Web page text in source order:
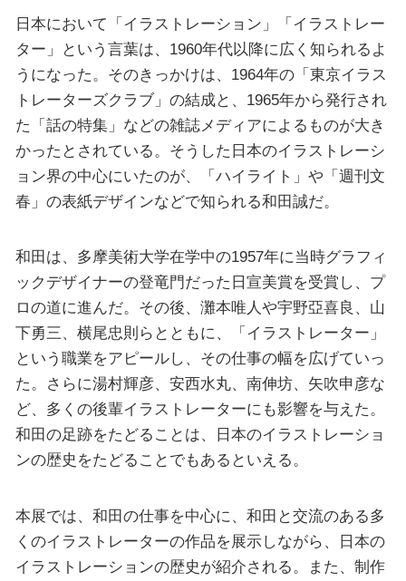
日本において「イラストレーション」「イラストレー
ター」という言葉は、1960年代以降に広く知られるよ
うになった。そのきっかけは、1964年の「東京イラス
トレーターズクラブ」の結成と、1965年から発行され
た「話の特集」などの雑誌メディアによるものが大き
かったとされている。そうした日本のイラストレーシ
ョン界の中心にいたのが、「ハイライト」や「週刊文
春」の表紙デザインなどで知られる和田誠だ。
和田は、多摩美術大学在学中の1957年に当時グラフィ
ックデザイナーの登竜門だった日宣美賞を受賞し、プ
ロの道に進んだ。その後、灘本唯人や宇野亞喜良、山
下勇三、横尾忠則らとともに、「イラストレーター」
という職業をアピールし、その仕事の幅を広げていっ
た。さらに湯村輝彦、安西水丸、南伸坊、矢吹申彦な
ど、多くの後輩イラストレーターにも影響を与えた。
和田の足跡をたどることは、日本のイラストレーショ
ンの歴史をたどることでもあるといえる。
本展では、和田の仕事を中心に、和田と交流のある多
くのイラストレーターの作品を展示しながら、日本の
イラストレーションの歴史が紹介される。また、制作